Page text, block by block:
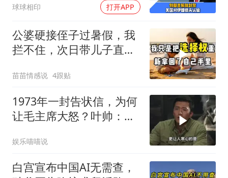
球球相印 打开APP
公婆硬接侄子过暑假，我
拦不住，次日带儿子直飞
苗苗情感说 4跟贴
1973年一封告状信，为何
让毛主席大怒？叶帅：杀
娱乐喵喵说
白宫宣布中国AI无需查，